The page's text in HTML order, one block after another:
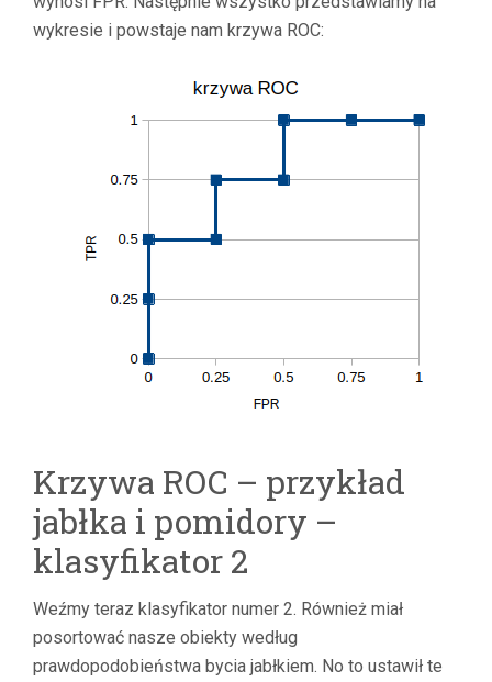
wykresie i powstaje nam krzywa ROC:
Krzywa ROC – przykład
jabłka i pomidory –
klasyfikator 2
Weźmy teraz klasyfikator numer 2. Również miał
posortować nasze obiekty według
prawdopodobieństwa bycia jabłkiem. No to ustawił te